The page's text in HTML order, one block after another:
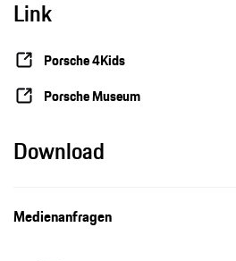
Link
Porsche 4Kids
Porsche Museum
Download
Medienanfragen